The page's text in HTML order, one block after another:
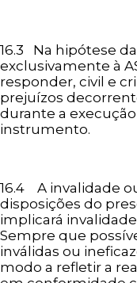
16.3 Na hipótese
exclusivamente à
responder, civil e
prejuízos
durante a
instrumento.
16.4 A invalidade
disposições do
implicará
Sempre que
inválidas ou
modo a refletir a